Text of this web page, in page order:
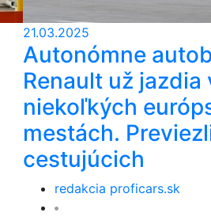
21.03.2025
Autonómne
Renault už jazdia
niekoľkých
mestách.
cestujúcich
redakcia proficars.sk